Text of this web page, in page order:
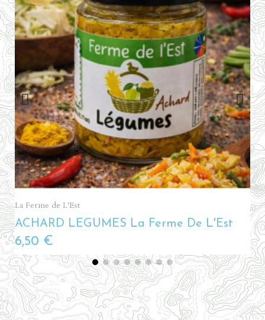
La Ferme de L'Est
ACHARD LEGUMES La Ferme De L'Est
6,50 €